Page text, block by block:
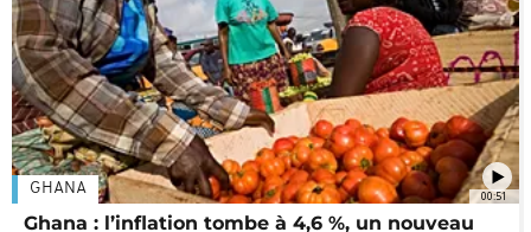
00:51
GHANA
Ghana : l’inflation tombe à 4,6 %, un nouveau